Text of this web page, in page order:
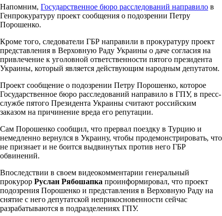
Напомним, Государственное бюро расследований направило в
Генпрокуратуру проект сообщения о подозрении Петру
Порошенко.
Кроме того, следователи ГБР направили в прокуратуру проект
представления в Верховную Раду Украины о даче согласия на
привлечение к уголовной ответственности пятого президента
Украины, который является действующим народным депутатом.
Проект сообщение о подозрении Петру Порошенко, которое
Государственное бюро расследований направило в ГПУ, в пресс-
службе пятого Президента Украины считают российским
заказом на причинение вреда его репутации.
Сам Порошенко сообщил, что прервал поездку в Турцию и
немедленно вернулся в Украину, чтобы продемонстрировать, что
не признает и не боится выдвинутых против него ГБР
обвинений.
Впоследствии в своем видеокомментарии генеральный
прокурор Руслан Рябошапка проинформировал, что проект
подозрения Порошенко и представления в Верховную Раду на
снятие с него депутатской неприкосновенности сейчас
разрабатываются в подразделениях ГПУ.